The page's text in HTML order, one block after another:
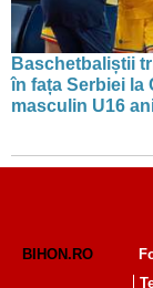
Baschetbaliștii
în fața Serbiei la
masculin U16
BIHON.RO